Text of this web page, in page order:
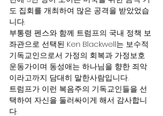
도 집회를 개최하여 많은 공격을 받았었습
니다.
부통령 펜스와 함께 트럼프의 국내 정책 보
좌관으로 선택된 Ken Blackwell는 보수적
기독교인으로서 가정의 회복과 가정보호
운동가이며 동성애는 하나님을 향한 죄악
이라고까지 담대히 말한사람입니다.
트럼프가 이런 복음주의 기독교인들을 선
택하여 자신을 둘러싸이게 해서 감사합니
다.